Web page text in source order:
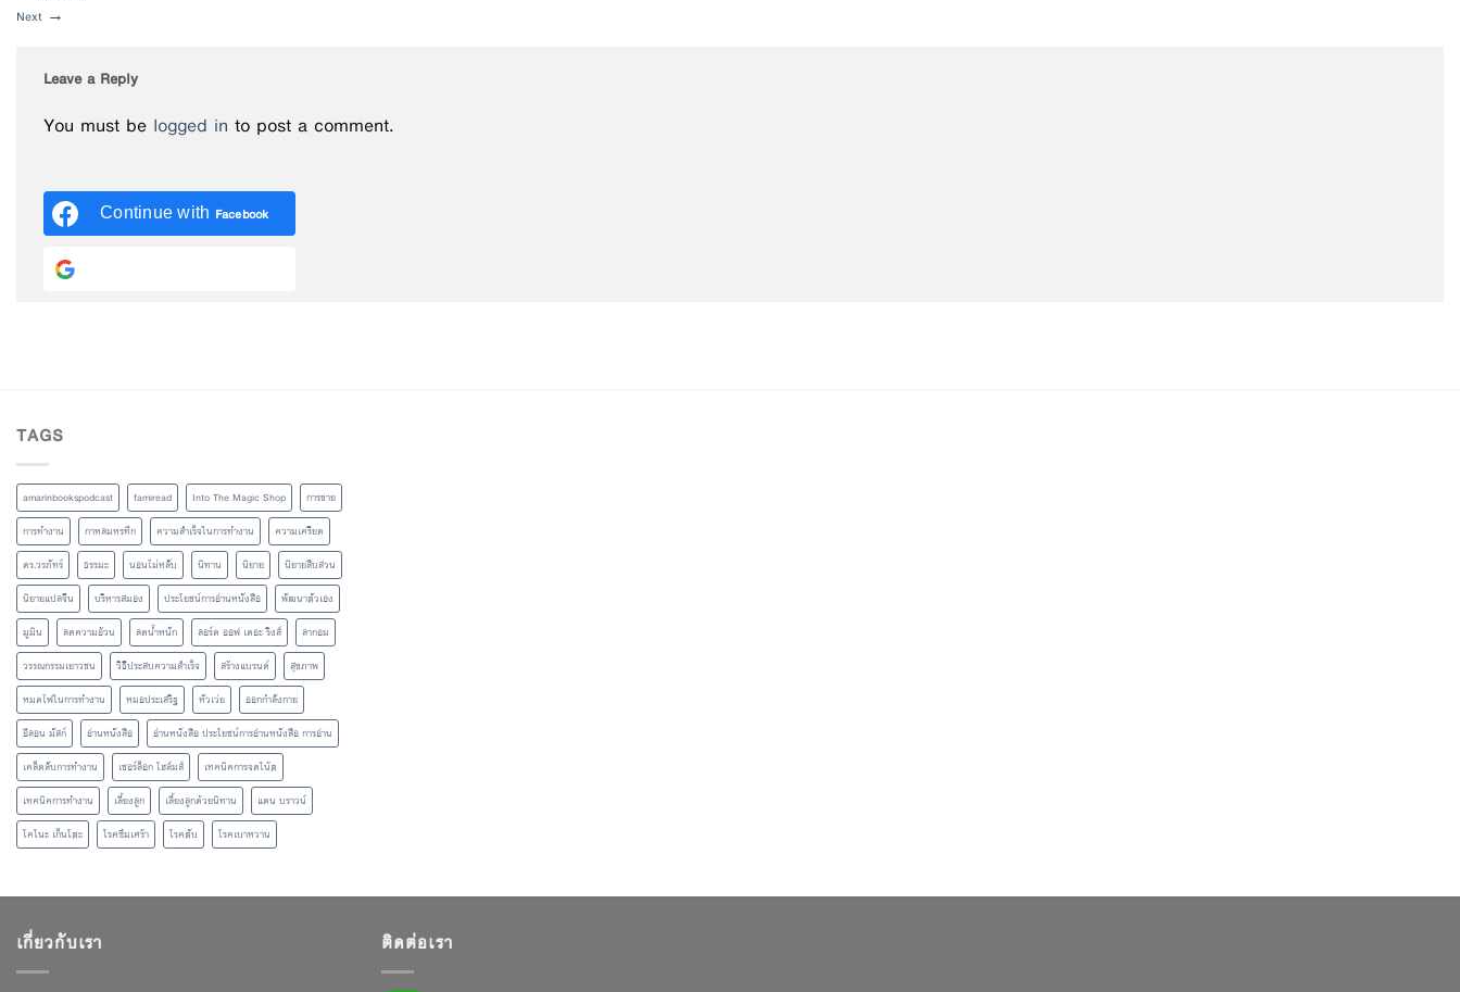
Next →
Leave a Reply
You must be logged in to post a comment.
Continue with Facebook
TAGS
amarinbookspodcast famiread Into The Magic Shop
การขาย
การทำงาน
กาหลมหรทึก ความสำเร็จในการทำงาน
ความเครียด
ดร.วรภัทร์
ธรรมะ นอนไม่หลับ นิทาน นิยาย
นิยายสืบสวน
นิยายแปลจีน
บริหารสมอง ประโยชน์การอ่านหนังสือ
พัฒนาตัวเอง
มูมิน
ลดความอ้วน ลดน้ำหนัก ลอร์ด ออฟ เดอะ ริงส์
ลากอม
วรรณกรรมเยาวชน
วิธีประสบความสำเร็จ สร้างแบรนด์
สุขภาพ
หมดไฟในการทำงาน
หมอประเสริฐ หัวเว่ย
ออกกำลังกาย
อีลอน มัสก์
อ่านหนังสือ
อ่านหนังสือ ประโยชน์การอ่านหนังสือ การอ่าน
เคล็ดลับการทำงาน
เชอร์ล็อก โฮล์มส์
เทคนิคการจดโน้ต
เทคนิคการทำงาน
เลี้ยงลูก เลี้ยงลูกด้วยนิทาน
แดน บราวน์
โคโนะ เก็นโตะ
โรคซึมเศร้า โรคตับ โรคเบาหวาน
เกี่ยวกับเรา ติดต่อเรา